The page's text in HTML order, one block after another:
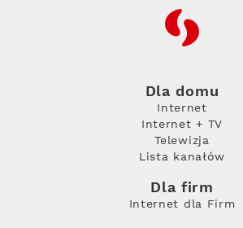
RFC
Dla domu
Internet
Internet + TV
Telewizja
Lista kanałów
Dla firm
Internet dla Firm